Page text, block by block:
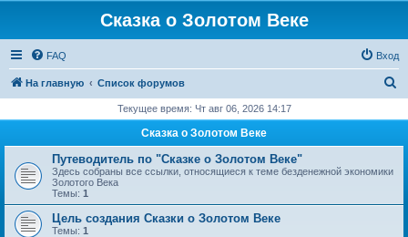
Сказка о Золотом Веке
FAQ Вход
На главную Список форумов
с
Текущее время: Чт авг 06, 2026 14:17
Сказка о Золотом Веке
Путеводитель по "Сказке о Золотом Веке"
Здесь собраны все ссылки, относящиеся к теме безденежной экономики
Золотого Века
Темы: 1
Цель создания Сказки о Золотом Веке
Темы: 1